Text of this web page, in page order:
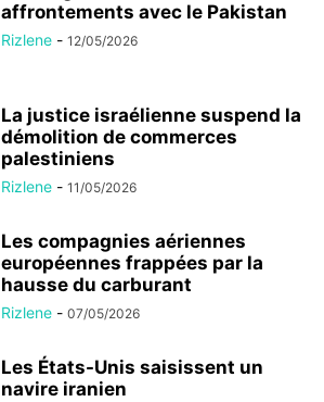
affrontements avec le Pakistan
Rizlene - 12/05/2026
La justice israélienne suspend la
démolition de commerces
palestiniens
Rizlene - 11/05/2026
Les compagnies aériennes
européennes frappées par la
hausse du carburant
Rizlene - 07/05/2026
Les États-Unis saisissent un
navire iranien